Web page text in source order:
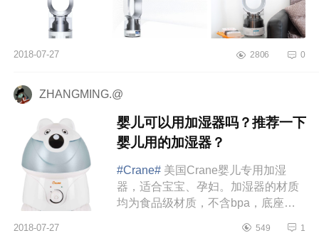
2018-07-27 2806 0
ZHANGMING.@
婴儿可以用加湿器吗？推荐一下
婴儿用的加湿器？
#Crane# 美国Crane婴儿专用加湿
器，适合宝宝、孕妇。加湿器的材质
均为食品级材质，不含bpa，底座是
是树脂和纳米银。给宝宝用比较放
2018-07-27 549 1